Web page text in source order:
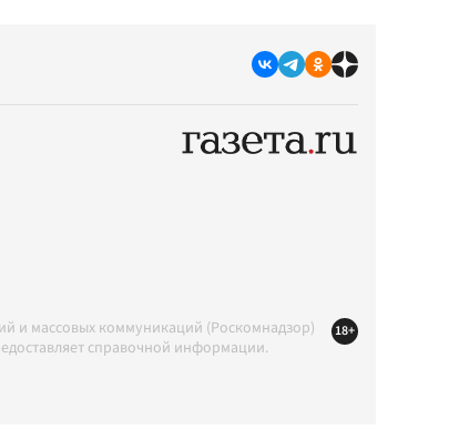
и массовых коммуникаций (Роскомнадзор)
справочной информации.
18+